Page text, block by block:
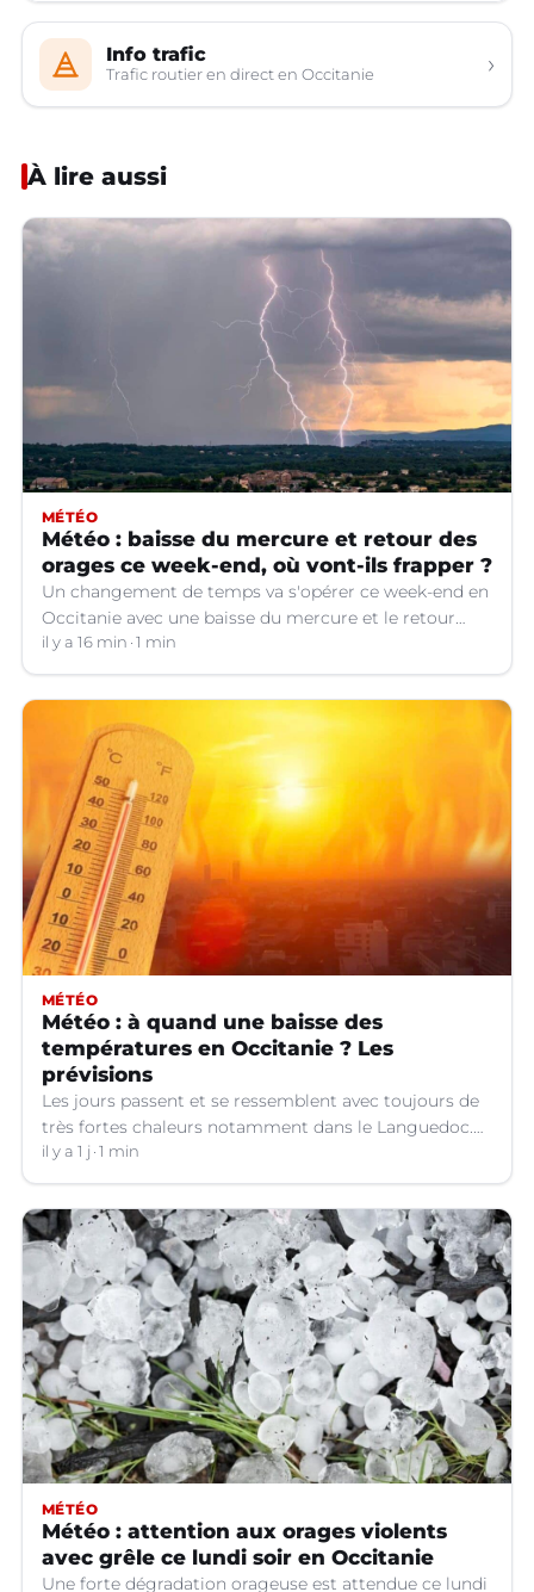
Info trafic
Trafic routier en direct en Occitanie ›
À lire aussi
MÉTÉO
Météo : baisse du mercure et retour des
orages ce week-end, où vont-ils frapper ?
Un changement de temps va s'opérer ce week-end en
Occitanie avec une baisse du mercure et le retour
d'orages dans certains départements.
il y a 16 min 1 min
MÉTÉO
Météo : à quand une baisse des
températures en Occitanie ? Les
prévisions
Les jours passent et se ressemblent avec toujours de
très fortes chaleurs notamment dans le Languedoc.
Jusqu’à quand ?
il y a 1 j 1 min
MÉTÉO
Météo : attention aux orages violents
avec grêle ce lundi soir en Occitanie
Une forte dégradation orageuse est attendue ce lundi